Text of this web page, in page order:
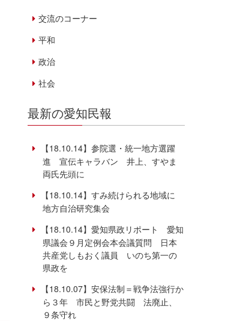
交流のコーナー
平和
政治
社会
最新の愛知民報
【18.10.14】参院選・統一地方選躍
進 宣伝キャラバン 井上、すやま
両氏先頭に
【18.10.14】すみ続けられる地域に
地方自治研究集会
【18.10.14】愛知県政リポート 愛知
県議会９月定例会本会議質問 日本
共産党しもおく議員 いのち第一の
県政を
【18.10.07】安保法制＝戦争法強行か
ら３年 市民と野党共闘 法廃止、
９条守れ